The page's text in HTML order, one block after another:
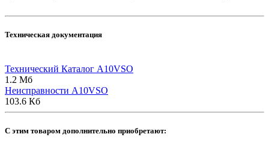
Техническая документация
Технический Каталог A10VSO
1.2 Мб
Неисправности A10VSO
103.6 Кб
C этим товаром дополнительно приобретают: